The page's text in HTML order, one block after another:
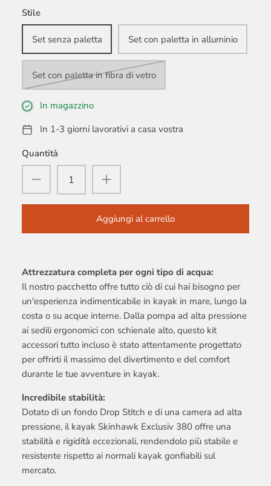
Stile
Set senza paletta Set con paletta in alluminio
Set con paletta in fibra di vetro
In magazzino
In 1-3 giorni lavorativi a casa vostra
Quantità
Aggiungi al carrello
Attrezzatura completa per ogni tipo di acqua:
Il nostro pacchetto offre tutto ciò di cui hai bisogno per
un'esperienza indimenticabile in kayak in mare, lungo la
costa o su acque interne. Dalla pompa ad alta pressione
ai sedili ergonomici con schienale alto, questo kit
accessori tutto incluso è stato attentamente progettato
per offrirti il massimo del divertimento e del comfort
durante le tue avventure in kayak.
Incredibile stabilità:
Dotato di un fondo Drop Stitch e di una camera ad alta
pressione, il kayak Skinhawk Exclusiv 380 offre una
stabilità e rigidità eccezionali, rendendolo più stabile e
resistente rispetto ai normali kayak gonfiabili sul
mercato.